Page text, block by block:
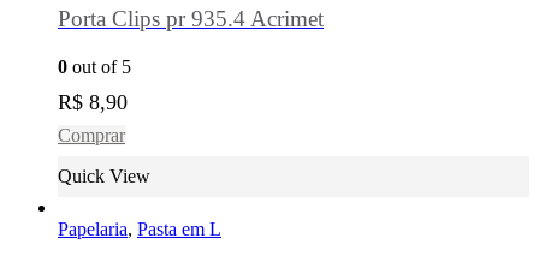
Porta Clips pr 935.4 Acrimet
0 out of 5
R$ 8,90
Comprar
Quick View
Papelaria, Pasta em L